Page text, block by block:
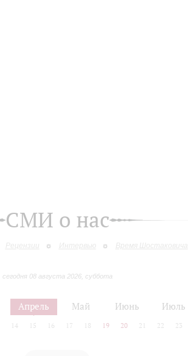
СМИ о нас
Рецензии Интервью Время Шостаковича
сегодня 08 августа 2026, суббота
Апрель Май Июнь Июль
14 15 16 17 18 19 20 21 22 23